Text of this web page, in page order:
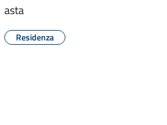
asta
Residenza